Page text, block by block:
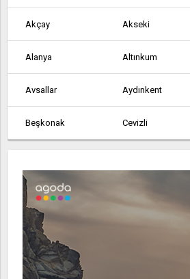
Akçay Akseki
Alanya Altınkum
Avsallar Aydınkent
Beşkonak Cevizli
Göynük
İmecik
Kemer